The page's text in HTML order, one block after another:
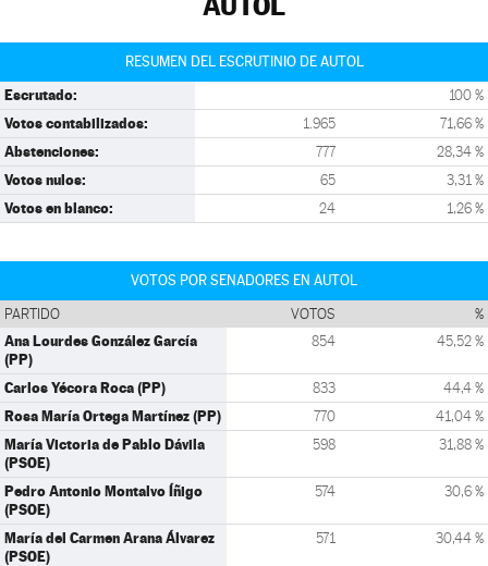
RESUMEN DEL ESCRUTINIO DE AUTOL
Escrutado: 100 %
Votos contabilizados: 1.965 71,66 %
Abstenciones: 777 28,34 %
Votos nulos: 65 3,31 %
Votos en blanco: 24 1,26 %
VOTOS POR SENADORES EN AUTOL
PARTIDO VOTOS %
Ana Lourdes González García
(PP)
854 45,52 %
Carlos Yécora Roca (PP) 833 44,4 %
Rosa María Ortega Martínez (PP) 770 41,04 %
María Victoria de Pablo Dávila
(PSOE)
598 31,88 %
Pedro Antonio Montalvo Íñigo
(PSOE)
574 30,6 %
María del Carmen Arana Álvarez
(PSOE)
571 30,44 %